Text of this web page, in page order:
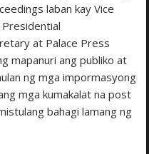
laban kay Vice
at Palace Press
mapanuri ang publiko at
ng mga impormasyong
mga kumakalat na post
bahagi lamang ng